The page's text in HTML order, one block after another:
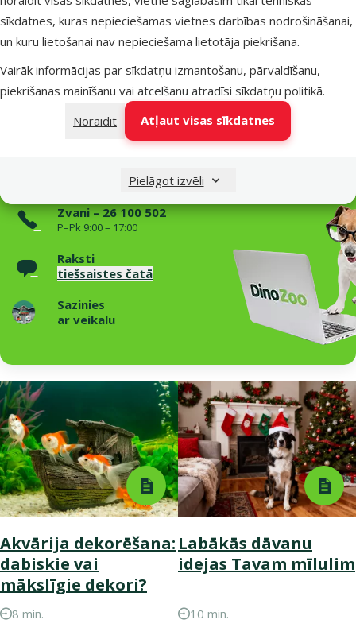
sīkdatnes, kuras nepieciešamas vietnes darbības nodrošināšanai,
un kuru lietošanai nav nepieciešama lietotāja piekrišana.
Vairāk informācijas par sīkdatņu izmantošanu, pārvaldīšanu,
piekrišanas mainīšanu vai atcelšanu atradīsi sīkdatņu politikā.
Noraidīt
Atļaut visas sīkdatnes
Pielāgot izvēli
Aprīkojuma veids
Iekšējais filtrs
Akvārija tilpums
Līdz 50 litriem
Numurs katalogā
86229
EAN
015561104654
Raksti un padomi
Sazinies ar mums, mēs palīdzēsim!
Zvani – 26 100 502
P–Pk 9:00 – 17:00
Raksti
tiešsaistes čatā
Sazinies
ar veikalu
Akvārija dekorēšana:
dabiskie vai
mākslīgie dekori?
8 min.
Labākās dāvanu
idejas Tavam mīlulim
10 min.